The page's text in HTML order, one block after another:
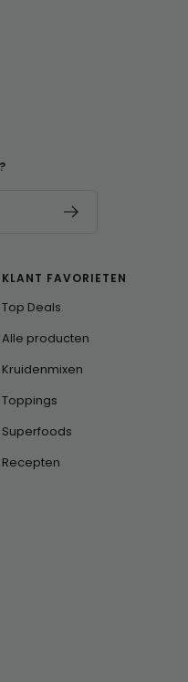
KLANT FAVORIETEN
Top Deals
Alle producten
Kruidenmixen
Toppings
Superfoods
Recepten